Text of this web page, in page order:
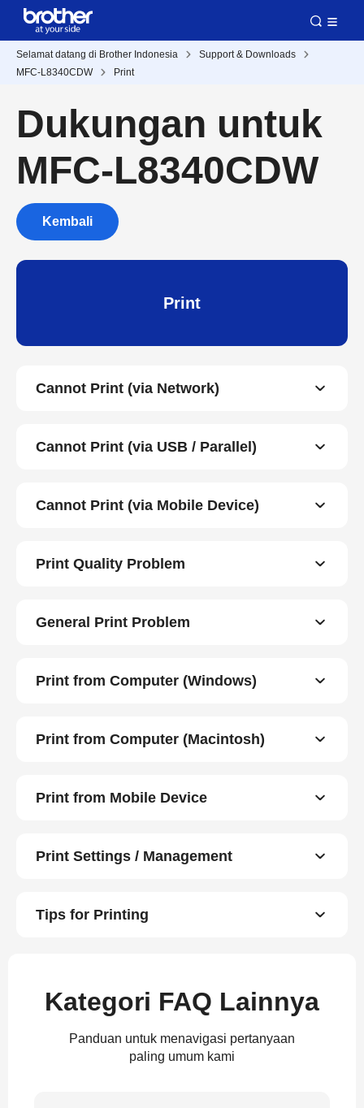
Selamat datang di Brother Indonesia
Support & Downloads
MFC-L8340CDW
Print
Dukungan untuk
MFC-L8340CDW
Kembali
Print
Cannot Print (via Network)
Cannot Print (via USB / Parallel)
Cannot Print (via Mobile Device)
Print Quality Problem
General Print Problem
Print from Computer (Windows)
Print from Computer (Macintosh)
Print from Mobile Device
Print Settings / Management
Tips for Printing
Kategori FAQ Lainnya
Panduan untuk menavigasi pertanyaan
paling umum kami